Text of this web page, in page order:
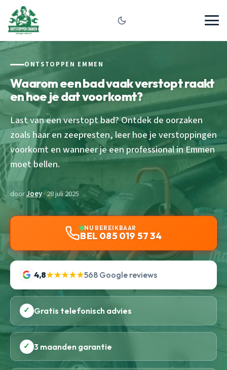
ONTSTOPPEN EMMEN
Waarom een bad vaak verstopt raakt
en hoe je dat voorkomt?
Last van een verstopt bad? Ontdek de oorzaken
zoals haar en zeepresten, leer hoe je verstoppingen
voorkomt en wanneer je een professional in Emmen
moet bellen.
doorJoey· 28 juli 2025
NU BEREIKBAAR
BEL 085 019 57 34
4,8★★★★★568 Google reviews
✓ Gratis telefonisch advies
✓ 3 maanden garantie